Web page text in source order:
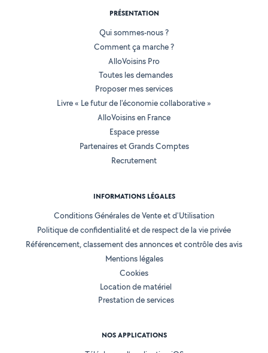
PRÉSENTATION
Qui sommes-nous ?
Comment ça marche ?
AlloVoisins Pro
Toutes les demandes
Proposer mes services
Livre « Le futur de l'économie collaborative »
AlloVoisins en France
Espace presse
Partenaires et Grands Comptes
Recrutement
INFORMATIONS LÉGALES
Conditions Générales de Vente et d'Utilisation
Politique de confidentialité et de respect de la vie privée
Référencement, classement des annonces et contrôle des avis
Mentions légales
Cookies
Location de matériel
Prestation de services
NOS APPLICATIONS